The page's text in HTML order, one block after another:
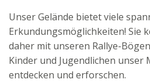
Unser Gelände bietet viele
Erkundungsmöglichkeiten! Sie
daher mit unseren Rallye-
Kinder und Jugendlichen unser
entdecken und erforschen.